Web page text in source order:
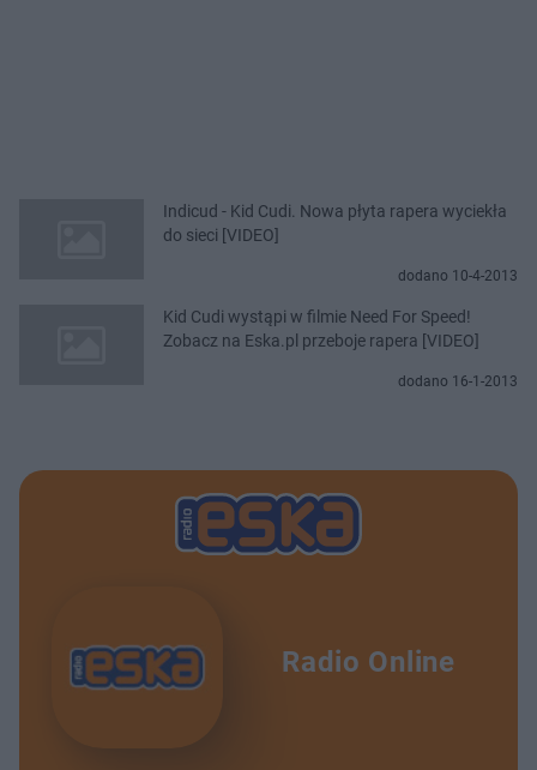
Indicud - Kid Cudi. Nowa płyta rapera wyciekła
do sieci [VIDEO]
dodano 10-4-2013
Kid Cudi wystąpi w filmie Need For Speed!
Zobacz na Eska.pl przeboje rapera [VIDEO]
dodano 16-1-2013
Radio Online